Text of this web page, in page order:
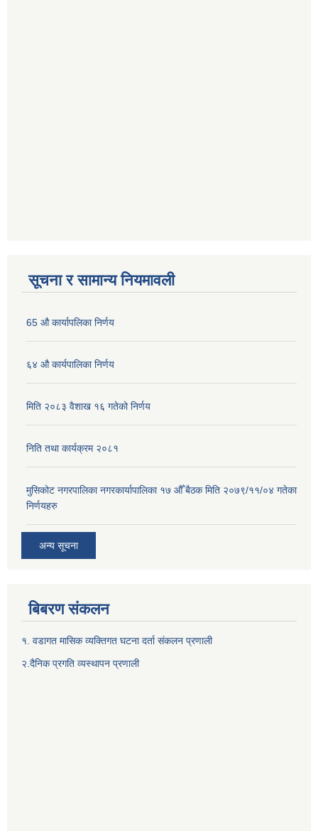
सूचना र सामान्य नियमावली
65 औ कार्यापलिका निर्णय
६४ औ कार्यपालिका निर्णय
मिति २०८३ वैशाख १६ गतेको निर्णय
निति तथा कार्यक्रम २०८१
मुसिकोट नगरपालिका नगरकार्यापालिका १७ औँ बैठक मिति २०७९/११/०४ गतेका
निर्णयहरु
अन्य सूचना
बिबरण संकलन
१. वडागत मासिक व्यक्तिगत घटना दर्ता संकलन प्रणाली
२.दैनिक प्रगति व्यस्थापन प्रणाली